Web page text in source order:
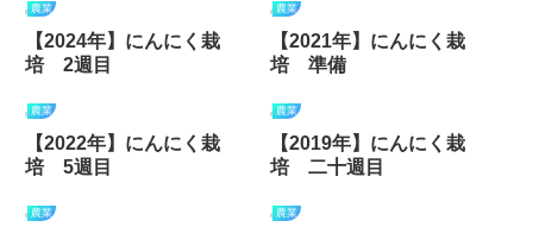
農業
【2024年】にんにく栽
培 2週目
農業
【2021年】にんにく栽
培 準備
農業
【2022年】にんにく栽
培 5週目
農業
【2019年】にんにく栽
培 二十週目
農業 農業